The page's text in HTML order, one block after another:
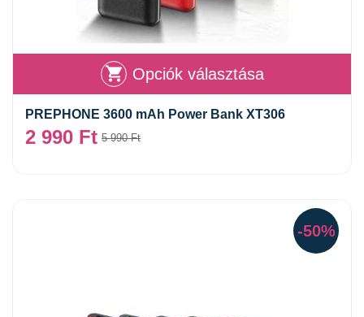
Opciók választása
PREPHONE 3600 mAh Power Bank XT306
5 990Ft
2 990 Ft
-50%